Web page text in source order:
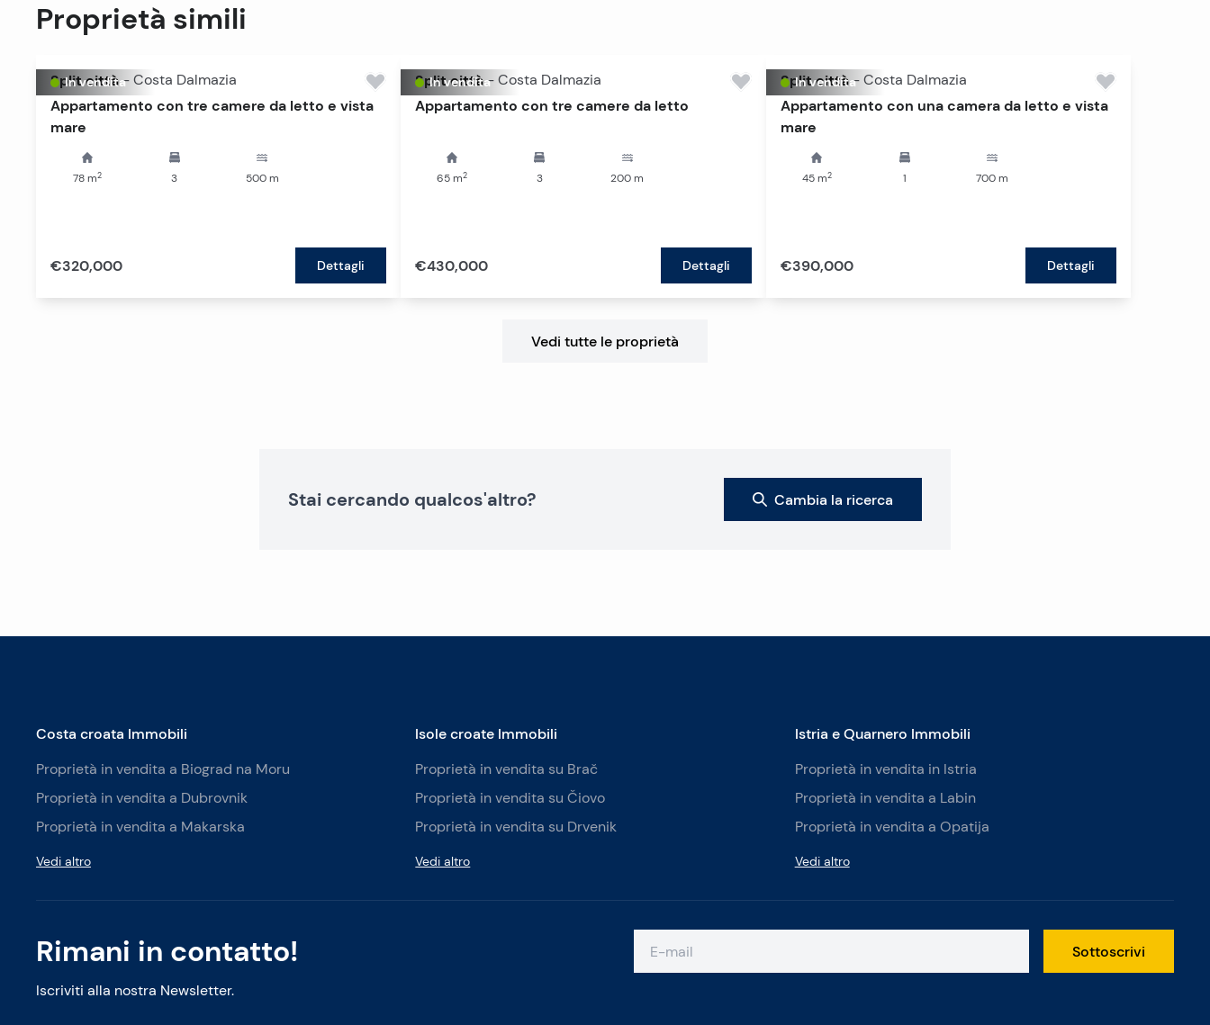
Proprietà simili
In vendita
Split città - Costa Dalmazia
Appartamento con tre camere da letto e vista
mare
78m2 3 500m
€320,000 Dettagli
In vendita
Split città - Costa Dalmazia
Appartamento con tre camere da letto
65m2 3 200 m
€430,000 Dettagli
In vendita
Split città - Costa Dalmazia
Appartamento con una camera da letto e vista
mare
45m2 1 700m
€390,000 Dettagli
Vedi tutte le proprietà
Stai cercando qualcos'altro? Cambia la ricerca
Rimani in contatto!
Iscriviti alla nostra Newsletter.
Sottoscrivi
Costa croata Immobili
Proprietà in vendita a Biograd na Moru
Proprietà in vendita a Dubrovnik
Proprietà in vendita a Makarska
Vedi altro
Isole croate Immobili
Proprietà in vendita su Brač
Proprietà in vendita su Čiovo
Proprietà in vendita su Drvenik
Vedi altro
Istria e Quarnero Immobili
Proprietà in vendita in Istria
Proprietà in vendita a Labin
Proprietà in vendita a Opatija
Vedi altro